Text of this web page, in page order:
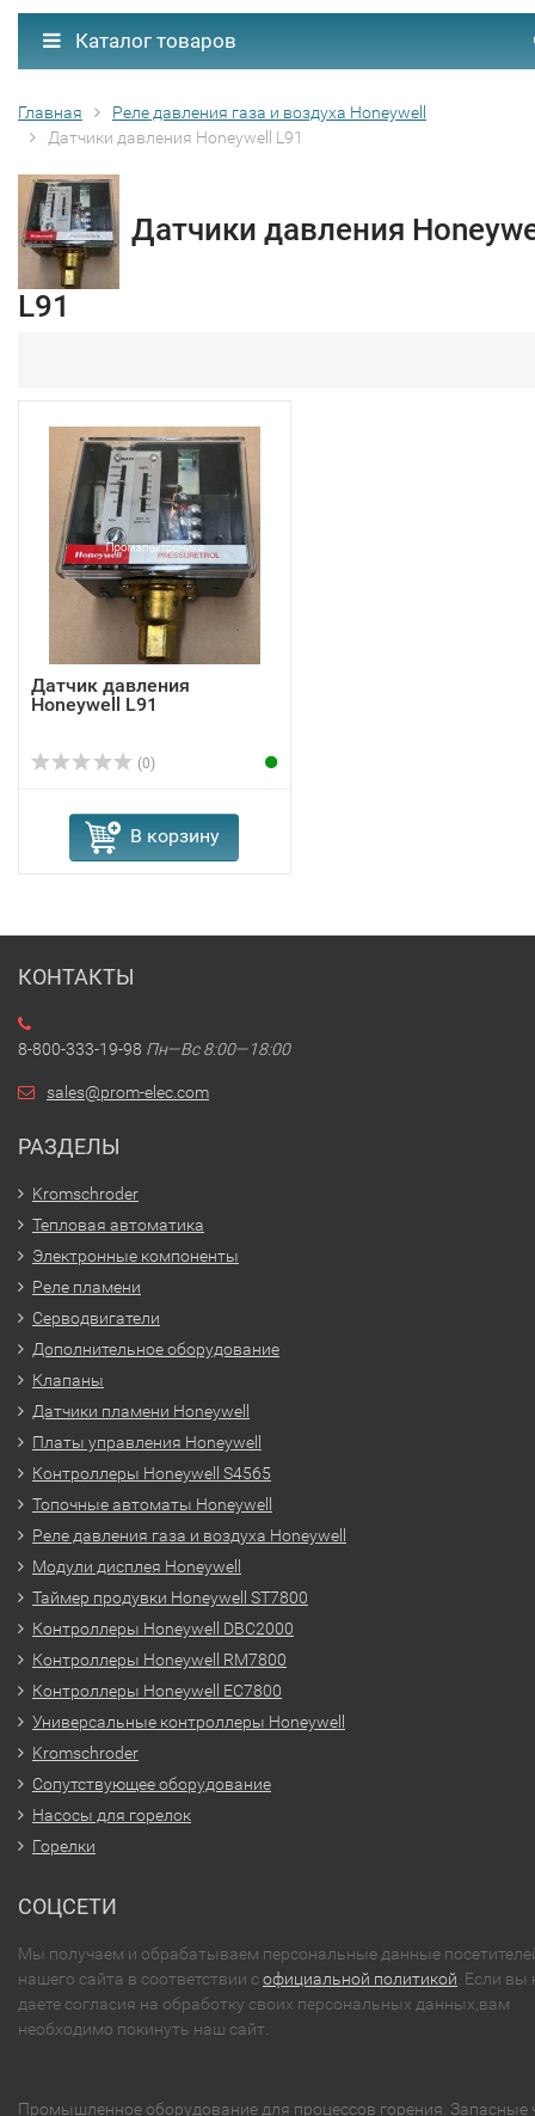
Каталог товаров
Главная
Реле давления газа и воздуха Honeywell
Датчики давления Honeywell L91
Датчики давления
L91
Датчик давления
Honeywell L91
(0)
В корзину
КОНТАКТЫ
8-800-333-19-98 Пн—Вс 8:00—18:00
sales@prom-elec.com
РАЗДЕЛЫ
Kromschroder
Тепловая автоматика
Электронные компоненты
Реле пламени
Серводвигатели
Дополнительное оборудование
Клапаны
Датчики пламени Honeywell
Платы управления Honeywell
Контроллеры Honeywell S4565
Топочные автоматы Honeywell
Реле давления газа и воздуха Honeywell
Модули дисплея Honeywell
Таймер продувки Honeywell ST7800
Контроллеры Honeywell DBC2000
Контроллеры Honeywell RM7800
Контроллеры Honeywell EC7800
Универсальные контроллеры Honeywell
Kromschroder
Сопутствующее оборудование
Насосы для горелок
Горелки
СОЦСЕТИ
Мы получаем и обрабатываем персональные данные
нашего сайта в соответствии софициальной политикой . Если вы
даете согласия на обработку своих персональных данных,вам
необходимо покинуть наш сайт.
Промышленное оборудование для процессов горения. Запасные